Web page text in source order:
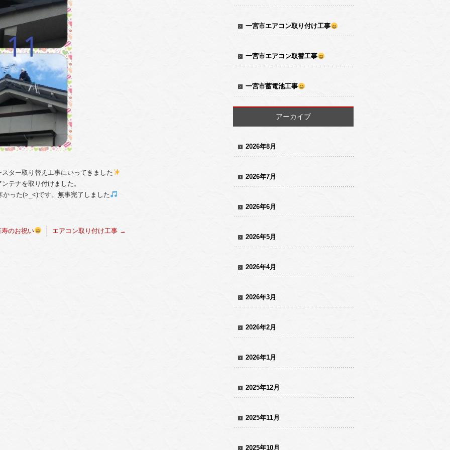
ター取り替え工事にいってきました
テナを取り付けました。
かった(>_<)です。無事完了しました
のお祝い エアコン取り付け工事 →
一宮市エアコン取り付け工事
一宮市エアコン取替工事
一宮市蓄電池工事
アーカイブ
2026年8月
2026年7月
2026年6月
2026年5月
2026年4月
2026年3月
2026年2月
2026年1月
2025年12月
2025年11月
2025年10月